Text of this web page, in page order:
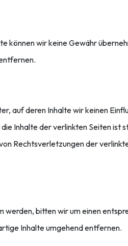
können wir keine Gewähr
auf deren Inhalte wir keinen
Inhalte der verlinkten Seiten
Rechtsverletzungen der
bitten wir um einen
Inhalte umgehend entfernen.